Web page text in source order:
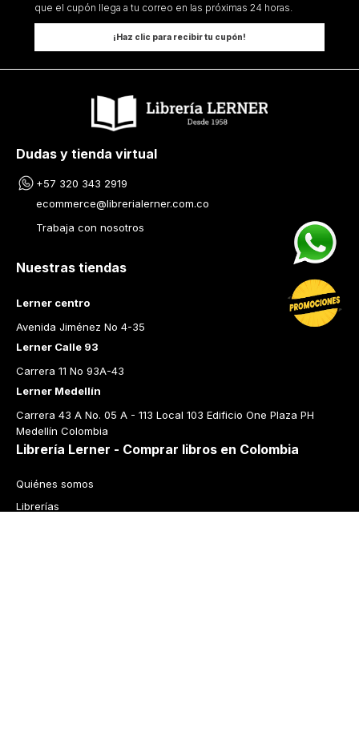
que el cupón llega a tu correo en las próximas 24 horas.
¡Haz clic para recibir tu cupón!
Dudas y tienda virtual
+57 320 343 2919
ecommerce@librerialerner.com.co
Trabaja con nosotros
Nuestras tiendas
Lerner centro
Avenida Jiménez No 4-35
Lerner Calle 93
Carrera 11 No 93A-43
Lerner Medellín
Carrera 43 A No. 05 A - 113 Local 103 Edificio One Plaza PH
Medellín Colombia
Librería Lerner - Comprar libros en Colombia
Quiénes somos
Librerías